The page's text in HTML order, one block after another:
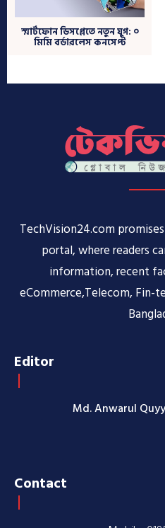
TechVision24.com
portal, where readers
information, recent
eCommerce,Telecom, Fin-
Editor
Md. Anwarul
Contact